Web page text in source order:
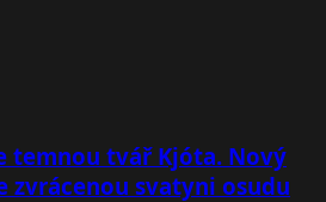
temnou tvář Kjóta. Nový
svatyni osudu